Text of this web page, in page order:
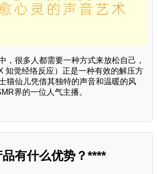
，很多人都需要一种方式来放松自己，
知觉经络反应）正是一种有效的解压方
猫仙儿凭借其独特的声音和温暖的风
界的一位人气主播。
有什么优势？****